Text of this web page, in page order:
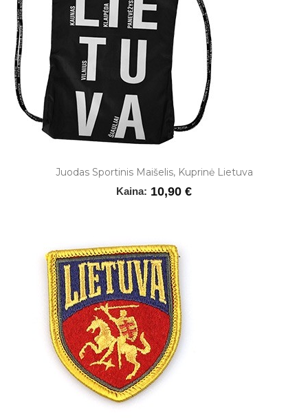
Juodas Sportinis Maišelis, Kuprinė Lietuva
Kaina: 10,90 €